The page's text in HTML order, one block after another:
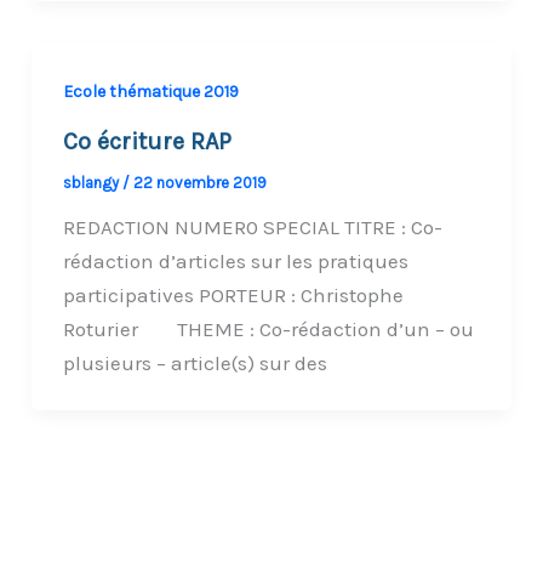
Ecole thématique 2019
Co écriture RAP
sblangy / 22 novembre 2019
REDACTION NUMER0 SPECIAL TITRE : Co-
rédaction d’articles sur les pratiques
participatives PORTEUR : Christophe
Roturier THEME : Co-rédaction d’un – ou
plusieurs – article(s) sur des